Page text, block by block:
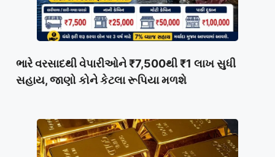
ભારે વરસાદથી વેપારીઓને ₹7,500થી ₹1 લાખ સુધી
સહાય, જાણો કોને કેટલા રૂપિયા મળશે